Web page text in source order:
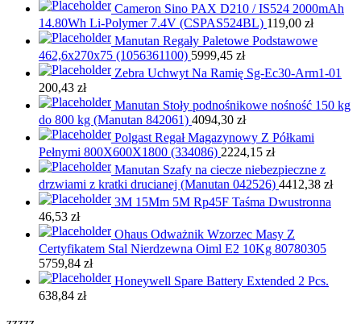
Cameron Sino PAX D210 / IS524 2000mAh
14.80Wh Li-Polymer 7.4V (CSPAS524BL) 119,00 zł
Manutan Regały Paletowe Podstawowe
462,6x270x75 (1056361100) 5999,45 zł
Zebra Uchwyt Na Ramię Sg-Ec30-Arm1-01
200,43 zł
Manutan Stoły podnośnikowe nośność 150 kg
do 800 kg (Manutan 842061) 4094,30 zł
Polgast Regał Magazynowy Z Półkami
Pełnymi 800X600X1800 (334086) 2224,15 zł
Manutan Szafy na ciecze niebezpieczne z
drzwiami z kratki drucianej (Manutan 042526) 4412,38 zł
3M 15Mm 5M Rp45F Taśma Dwustronna
46,53 zł
Ohaus Odważnik Wzorzec Masy Z
Certyfikatem Stal Nierdzewna Oiml E2 10Kg 80780305
5759,84 zł
Honeywell Spare Battery Extended 2 Pcs.
638,84 zł